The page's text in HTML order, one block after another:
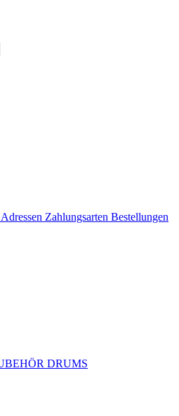
Adressen Zahlungsarten Bestellungen
DRUMS